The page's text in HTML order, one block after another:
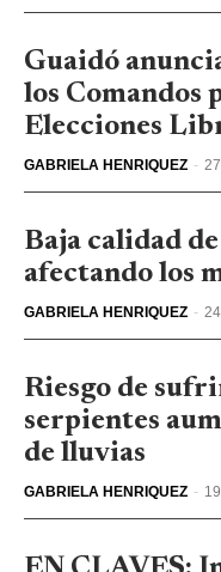
Guaidó
los Comandos
Elecciones
GABRIELA HENRIQUEZ -
Baja calidad
afectando los
GABRIELA HENRIQUEZ -
Riesgo de
serpientes
de lluvias
GABRIELA HENRIQUEZ -